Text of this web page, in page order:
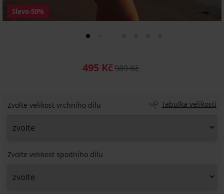
Sleva-50%
495 Kč989 Kč
Zvolte velikost vrchního dílu Tabulka velikostí
Zvolte velikost spodního dílu